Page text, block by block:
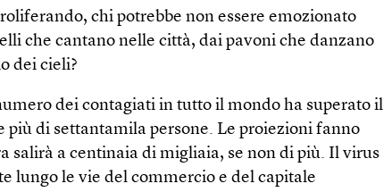
chi potrebbe non essere emozionato
che cantano nelle città, dai pavoni che danzano
dei cieli?
dei contagiati in tutto il mondo ha superato il
più di settantamila persone. Le proiezioni fanno
salirà a centinaia di migliaia, se non di più. Il virus
lungo le vie del commercio e del capitale